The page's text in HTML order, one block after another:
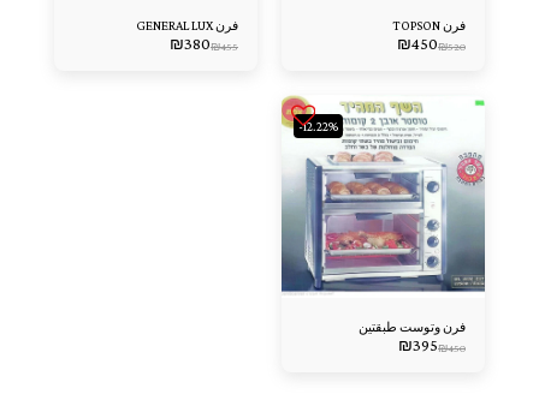
فرن TOPSON
₪520
₪450
فرن GENERAL LUX
₪455
₪380
-12.22%
فرن وتوست طبقتين
₪450
₪395